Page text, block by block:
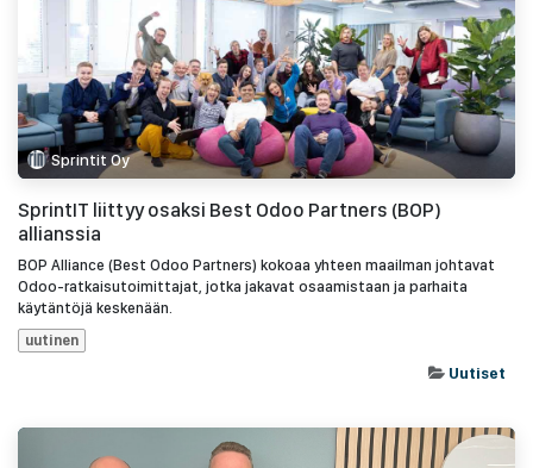
Sprintit Oy
SprintIT liittyy osaksi Best Odoo Partners (BOP)
allianssia
BOP Alliance (Best Odoo Partners) kokoaa yhteen maailman johtavat
Odoo-ratkaisutoimittajat, jotka jakavat osaamistaan ja parhaita
käytäntöjä keskenään.
uutinen
Uutiset